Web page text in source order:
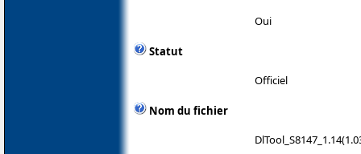
Oui
Statut
Officiel
Nom du fichier